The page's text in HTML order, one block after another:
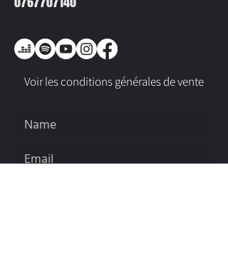
Voir les conditions générales de vente